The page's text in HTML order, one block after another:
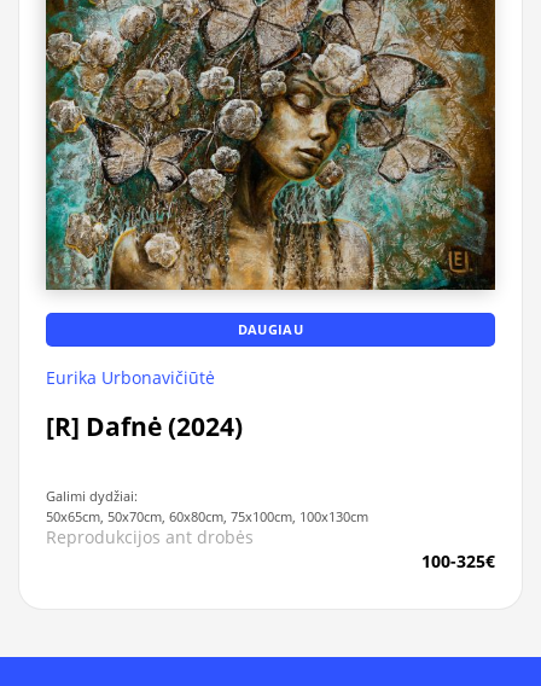
DAUGIAU
Eurika Urbonavičiūtė
[R] Dafnė (2024)
Galimi dydžiai:
50x65cm, 50x70cm, 60x80cm, 75x100cm, 100x130cm
Reprodukcijos ant drobės
100-325€